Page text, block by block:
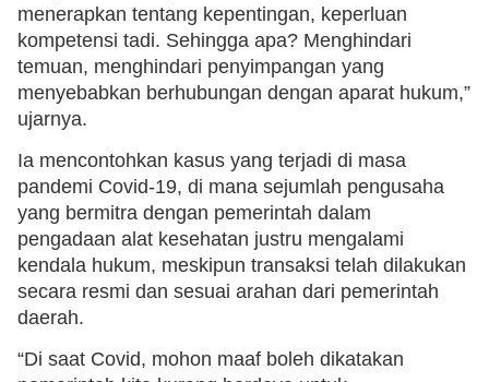
menerapkan tentang kepentingan, keperluan
kompetensi tadi. Sehingga apa? Menghindari
temuan, menghindari penyimpangan yang
menyebabkan berhubungan dengan aparat hukum,”
ujarnya.
Ia mencontohkan kasus yang terjadi di masa
pandemi Covid-19, di mana sejumlah pengusaha
yang bermitra dengan pemerintah dalam
pengadaan alat kesehatan justru mengalami
kendala hukum, meskipun transaksi telah dilakukan
secara resmi dan sesuai arahan dari pemerintah
daerah.
“Di saat Covid, mohon maaf boleh dikatakan